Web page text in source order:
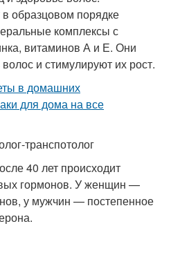
образцовом порядке
комплексы с
витаминов А и Е. Они
и стимулируют их рост.
транспотолог
40 лет происходит
гормонов. У женщин —
у мужчин — постепенное